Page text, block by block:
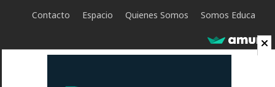
Contacto
Espacio Quienes Somos Somos Educa